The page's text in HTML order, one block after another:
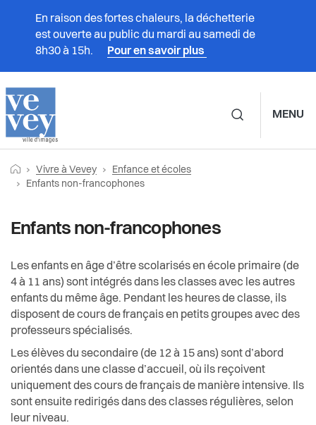
En raison des fortes chaleurs, la déchetterie
est ouverte au public du mardi au samedi de
8h30 à 15h.
Pour en savoir plus
MENU
Prestations
Vivre à Vevey
Durabilité et énergie
Economie et tourisme
Enfance et écoles
Enfance et écoles
Accueil préscolaire
Activités liées à la scolarité
Autres lieux d'accueil
Camps
Espaces urbains
Vie politique
Actualités
Pilier public
Règlements
Fil
d'Ariane
Retourner vers la page d'accueil
Vivre à Vevey
Enfance et écoles
Page actuelle:
Enfants non-francophones
Enfants non-francophones
Les enfants en âge d’être scolarisés en école primaire (de
4 à 11 ans) sont intégrés dans les classes avec les autres
enfants du même âge. Pendant les heures de classe, ils
disposent de cours de français en petits groupes avec des
professeurs spécialisés.
Les élèves du secondaire (de 12 à 15 ans) sont d’abord
orientés dans une classe d’accueil, où ils reçoivent
uniquement des cours de français de manière intensive. Ils
sont ensuite redirigés dans des classes régulières, selon
leur niveau.